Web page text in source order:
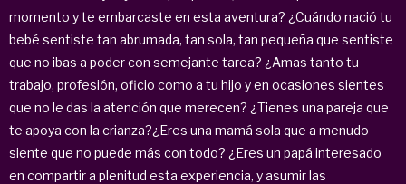
momento y te embarcaste en esta aventura? ¿Cuándo nació tu
bebé sentiste tan abrumada, tan sola, tan pequeña que sentiste
que no ibas a poder con semejante tarea? ¿Amas tanto tu
trabajo, profesión, oficio como a tu hijo y en ocasiones sientes
que no le das la atención que merecen? ¿Tienes una pareja que
te apoya con la crianza?¿Eres una mamá sola que a menudo
siente que no puede más con todo? ¿Eres un papá interesado
en compartir a plenitud esta experiencia, y asumir las